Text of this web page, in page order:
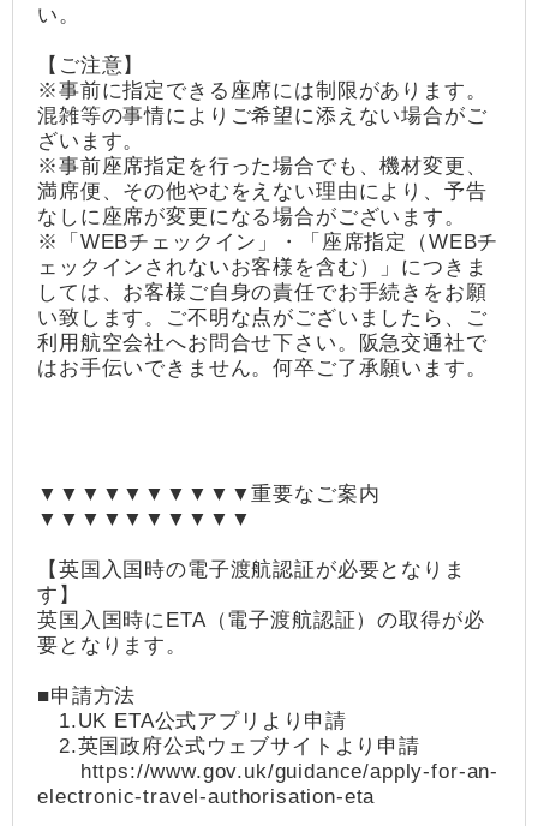
い。
【ご注意】
※事前に指定できる座席には制限があります。
混雑等の事情によりご希望に添えない場合がご
ざいます。
※事前座席指定を行った場合でも、機材変更、
満席便、その他やむをえない理由により、予告
なしに座席が変更になる場合がございます。
※「WEBチェックイン」・「座席指定（WEBチ
ェックインされないお客様を含む）」につきま
しては、お客様ご自身の責任でお手続きをお願
い致します。ご不明な点がございましたら、ご
利用航空会社へお問合せ下さい。阪急交通社で
はお手伝いできません。何卒ご了承願います。
▼▼▼▼▼▼▼▼▼▼重要なご案内
▼▼▼▼▼▼▼▼▼▼
【英国入国時の電子渡航認証が必要となりま
す】
英国入国時にETA（電子渡航認証）の取得が必
要となります。
■申請方法
1.UK ETA公式アプリより申請
2.英国政府公式ウェブサイトより申請
https://www.gov.uk/guidance/apply-for-an-
electronic-travel-authorisation-eta